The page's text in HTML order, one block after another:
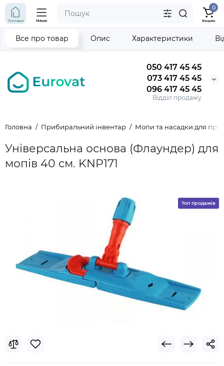
050 417 45 45
073 417 45 45
096 417 45 45
Відділ продажу
Головна Меню
0
Кошик
Головна Прибиральний інвентар Мопи та насадки для
Універсальна основа (Флаундер) для
мопів 40 см. KNP171
Все про товар Опис Характеристики
Топ продажів